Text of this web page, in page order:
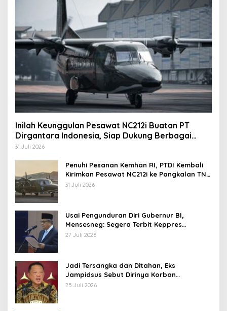
Inilah Keunggulan Pesawat NC212i Buatan PT
Dirgantara Indonesia, Siap Dukung Berbagai
Operasi TNI
31 Juli 2026
Penuhi Pesanan Kemhan RI, PTDI Kembali
Kirimkan Pesawat NC212i ke Pangkalan TNI
AU
31 Juli 2026
Usai Pengunduran Diri Gubernur BI,
Mensesneg: Segera Terbit Keppres
Pemberhentian dengan Hormat
27 Juli 2026
Jadi Tersangka dan Ditahan, Eks
Jampidsus Sebut Dirinya Korban
Kriminalisasi
25 Juli 2026